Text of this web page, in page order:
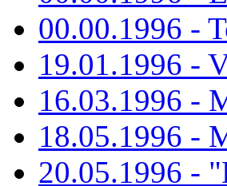
00.00.1996 -
19.01.1996 -
16.03.1996 -
18.05.1996 -
20.05.1996 -